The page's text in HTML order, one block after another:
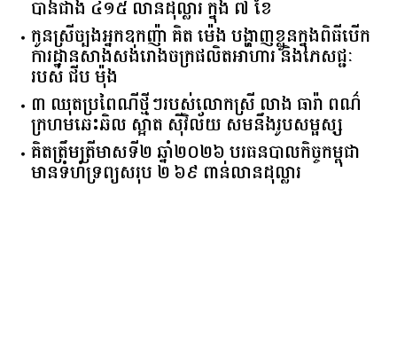
បានជាង ៤១៥ លានដុល្លារ ក្នុង ៧ ខែ
កូនស្រីច្បងអ្នកឧកញ៉ា គិត ម៉េង បង្ហាញខ្លួនក្នុងពិធីបើក
ការដ្ឋានសាងសង់រោងចក្រផលិតអាហារ និងភេសជ្ជៈ
របស់ ជីប ម៉ុង
៣ ឈុតប្រពៃណីថ្មីៗរបស់លោកស្រី លាង ធារ៉ា ពណ៌
ក្រហមឆេះឆិល ស្អាត ​ស៊ីវិល័យ សមនឹងរូបសម្ផស្ស
គិត​ត្រឹមត្រីមាស​ទី​២​ ​ឆ្នាំ​២០២៦​ បរធន​បាលកិច្ច​កម្ពុជា​ ​
មាន​ទំហំ​ទ្រព្យ​សរុប​ ​២.៦៩​ ​ពាន់លាន​ដុល្លារ​